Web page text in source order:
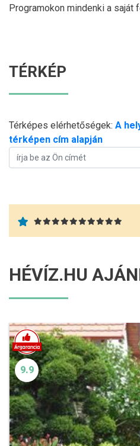
Programokon mindenki a
TÉRKÉP
Térképes elérhetőségek: A
térképen cím alapján
HÉVÍZ.HU
9.9